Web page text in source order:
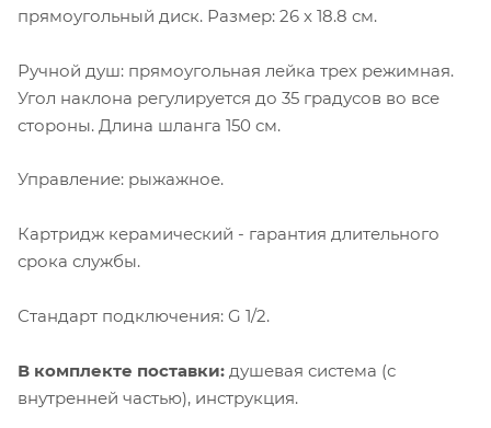
прямоугольный диск. Размер: 26 х 18.8 см.
Ручной душ: прямоугольная лейка трех режимная.
Угол наклона регулируется до 35 градусов во все
стороны. Длина шланга 150 см.
Управление: рыжажное.
Картридж керамический - гарантия длительного
срока службы.
Стандарт подключения: G 1/2.
В комплекте поставки: душевая система (с
внутренней частью), инструкция.